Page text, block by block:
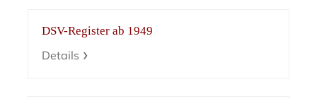
DSV-Register ab 1949
Details